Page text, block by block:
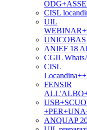
CISL
UIL
UNICOBAS
ANIEF 18
CGIL
CISL
FENSIR
ANQUAP